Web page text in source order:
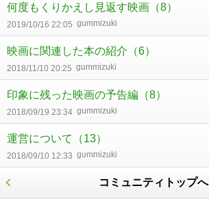
何度もくりかえし見返す映画 （8）
2019/10/16 22:05 gummizuki
映画に関連した本の紹介 （6）
2018/11/10 20:25 gummizuki
印象に残った映画の予告編 （8）
2018/09/19 23:34 gummizuki
運営について （13）
2018/09/10 12:33 gummizuki
コミュニティトップへ